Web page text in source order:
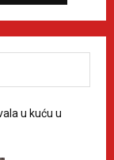
u kuću u